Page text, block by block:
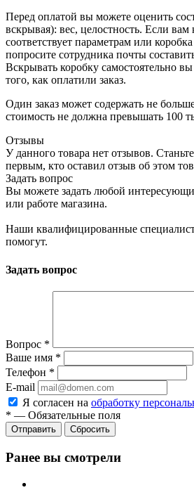
Перед оплатой вы можете оценить
вскрывая): вес, целостность. Если вам
соответствует параметрам или
попросите сотрудника почты
Вскрывать коробку самостоятельно
того, как оплатили заказ.
Один заказ может содержать не
стоимость не должна превышать 100
Отзывы
У данного товара нет отзывов. Станьте
первым, кто оставил отзыв об этом
Задать вопрос
Вы можете задать любой
или работе магазина.
Наши квалифицированные
помогут.
Задать вопрос
Вопрос *
Ваше имя *
Телефон *
E-mail
Я согласен на обработку
* — Обязательные поля
Отправить Сбросить
Ранее вы смотрели